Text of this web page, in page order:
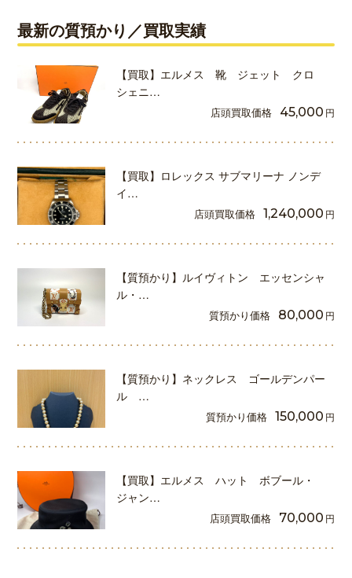
最新の質預かり／買取実績
【買取】エルメス 靴 ジェット クロ
シェニ…
店頭買取価格 45,000 円
【買取】ロレックス サブマリーナ ノンデ
イ…
店頭買取価格 1,240,000 円
【質預かり】ルイヴィトン エッセンシャ
ル・…
質預かり価格 80,000 円
【質預かり】ネックレス ゴールデンパー
ル …
質預かり価格 150,000 円
【買取】エルメス ハット ボブール・
ジャン…
店頭買取価格 70,000 円